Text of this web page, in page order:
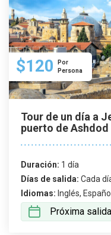
$120
Por
Persona
Tour de un día a
puerto de Ashdod
Duración: 1 día
Días de salida: Cada
Idiomas: Inglés, Español
Próxima salida